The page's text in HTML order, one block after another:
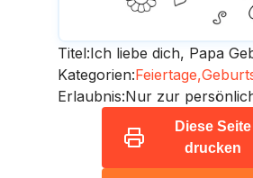
Titel:Ich liebe dich, Papa
Kategorien:Feiertage,
Erlaubnis:Nur zur
Diese Seite
drucken